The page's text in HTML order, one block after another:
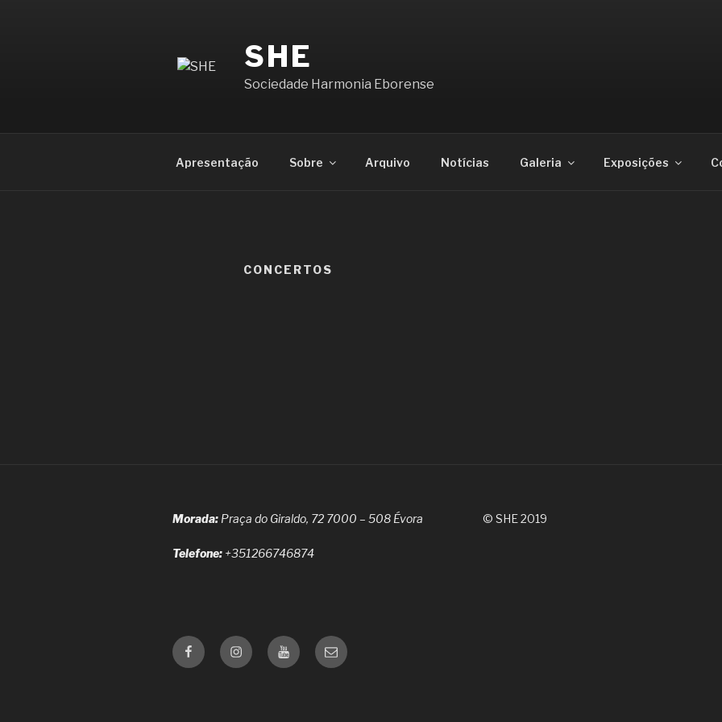
SHE
Sociedade Harmonia Eborense
Apresentação Sobre Arquivo Notícias Galeria Exposições
CONCERTOS
Morada: Praça do Giraldo, 72 7000 – 508 Évora
Telefone: +351266746874
© SHE 2019
FacebookInstagramYoutubeEmail